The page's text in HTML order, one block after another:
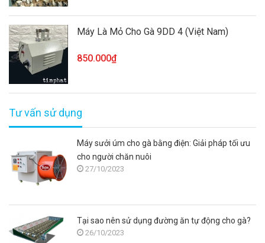
Máy Là Mỏ Cho Gà 9DD 4 (Việt Nam)
850.000₫
Tư vấn sử dụng
Máy sưởi úm cho gà bằng điện: Giải pháp tối ưu
cho người chăn nuôi
27/10/2023
Tại sao nên sử dụng đường ăn tự động cho gà?
26/10/2023